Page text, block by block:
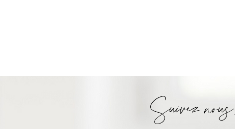
Suivez